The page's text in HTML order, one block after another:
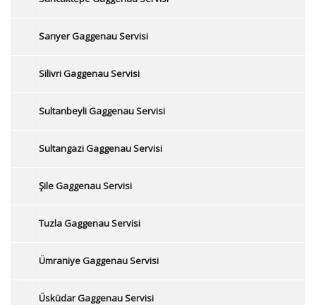
Sarıyer Gaggenau Servisi
Silivri Gaggenau Servisi
Sultanbeyli Gaggenau Servisi
Sultangazi Gaggenau Servisi
Şile Gaggenau Servisi
Tuzla Gaggenau Servisi
Ümraniye Gaggenau Servisi
Üsküdar Gaggenau Servisi